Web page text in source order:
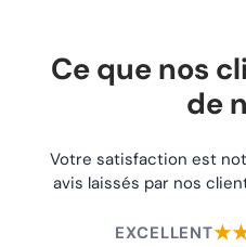
Ce que nos
de
Votre satisfaction est
avis laissés par nos
EXCELLENT